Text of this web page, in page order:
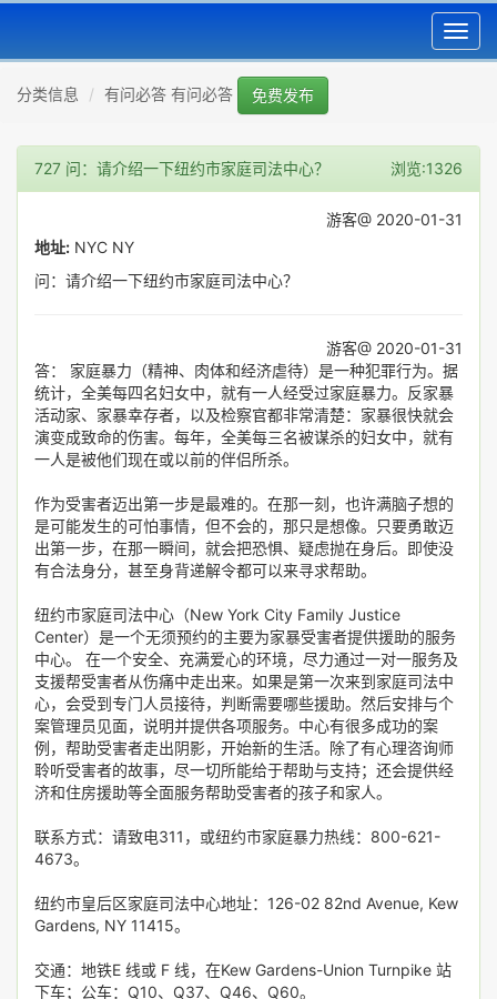
分类信息 有问必答 有问必答 免费发布
727 问：请介绍一下纽约市家庭司法中心？ 浏览:1326
游客@ 2020-01-31
地址: NYC NY
问：请介绍一下纽约市家庭司法中心？
游客@ 2020-01-31
答： 家庭暴力（精神、肉体和经济虐待）是一种犯罪行为。据
统计，全美每四名妇女中，就有一人经受过家庭暴力。反家暴
活动家、家暴幸­存者，以及检察官都非常清楚：家暴很快就会
演变成致命的伤害。每年，全美每三名被­谋杀的妇女中，就有
一人是被他们现在或以前的伴侣所杀。
作为受害者迈出第一步是最难的。在那一刻，也许满脑子想的
是可能发生的可怕事情，但不会的，那只是­想像。只要勇敢迈
出第一步，在那一瞬间，就会把恐惧、疑虑­抛在身后。即使没
有合法身分，甚至身背递解令都可­以来寻求帮助。
纽约市家庭司法中心（New York City Family Justice
Center）是一个无须预约的主要为家暴受害者提供援助的服务
中心。 在一个安全、充满爱心的环境，尽力通过一对一服务及
支援帮受害者从伤痛中走出来。如果是第一次来到家庭司法中
心，会受到专门人员接待，判断需要哪些援助。然后安排与个
案管理员见面，说明并提供各项服务。中心有很多成功的案
例，帮助受害者走出阴影，开始新的生活。除了有心理咨询师
聆听受害者的故事，尽一切所能给于帮助­与支持；还会提供经
济和住房援助等全面服务帮助受害者的孩子­和家人。
联系方式：请致电311，或纽约市家庭暴力热线：800-621-
4673。
纽约市皇后区家庭司法中心地址：126-02 82nd Avenue, Kew
Gardens, NY 11415。
交通：地铁E 线或 F 线，在Kew Gardens-Union Turnpike 站
下车；公车：Q10、Q37、Q46、Q60。